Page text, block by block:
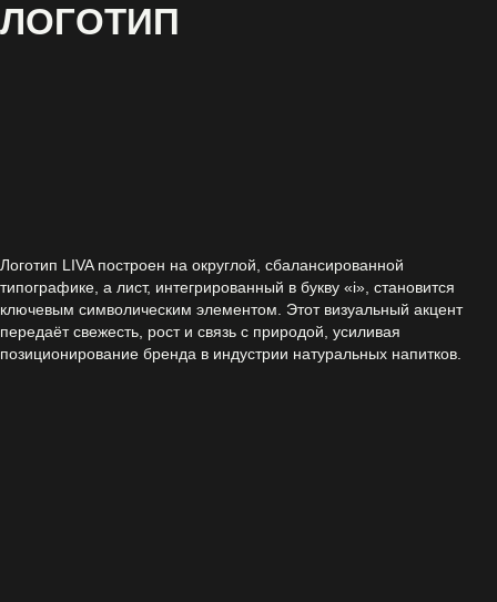
ЛОГОТИП
Логотип LIVA построен на округлой, сбалансированной
типографике, а лист, интегрированный в букву «i», становится
ключевым символическим элементом. Этот визуальный акцент
передаёт свежесть, рост и связь с природой, усиливая
позиционирование бренда в индустрии натуральных напитков.